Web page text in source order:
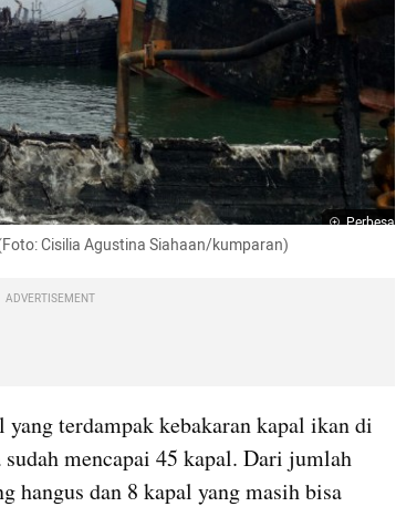
Perbesar
Cisilia Agustina Siahaan/kumparan)
ADVERTISEMENT
terdampak kebakaran kapal ikan di
mencapai 45 kapal. Dari jumlah
hangus dan 8 kapal yang masih bisa